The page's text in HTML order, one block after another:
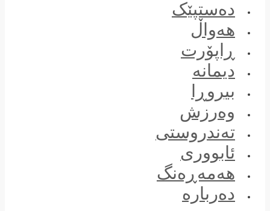
دەستپێک
هەواڵ
ڕاپۆرت
دیمانە
بیروڕا
وەرزش
تەندروستی
ئابووری
هەمەڕەنگ
دەربارە